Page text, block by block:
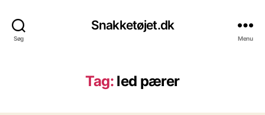
Søg
Snakketøjet.dk
Menu
Tag: led pærer